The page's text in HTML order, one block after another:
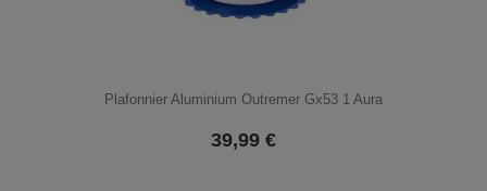
Plafonnier Aluminium Outremer Gx53 1 Aura
39,99 €